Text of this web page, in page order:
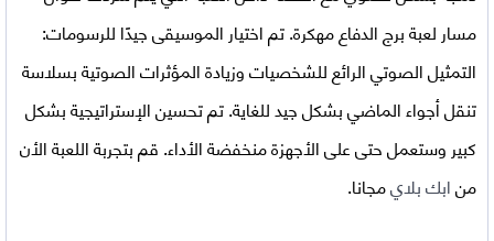
مسار لعبة برج الدفاع مهكرة. تم اختيار الموسيقى جيدًا للرسومات:
التمثيل الصوتي الرائع للشخصيات وزيادة المؤثرات الصوتية بسلاسة
تنقل أجواء الماضي بشكل جيد للغاية. تم تحسين الإستراتيجية بشكل
كبير وستعمل حتى على الأجهزة منخفضة الأداء. قم بتجربة اللعبة الأن
منابك بلايمجانا.